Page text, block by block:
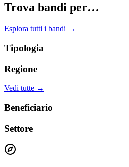
Trova bandi per…
Esplora tutti i bandi →
Tipologia
Regione
Vedi tutte →
Beneficiario
Settore